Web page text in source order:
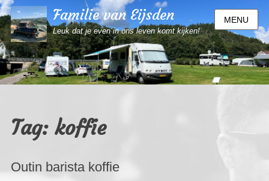
Familie van Eijsden
Leuk dat je even in ons leven komt kijken!
MENU
Tag: koffie
Outin barista koffie